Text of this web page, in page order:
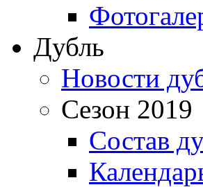
Дубль
Новости
Сезон 2019
Состав